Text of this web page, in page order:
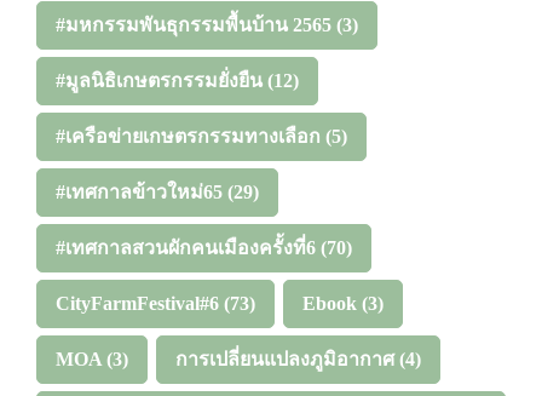
#มหกรรมพันธุกรรมพื้นบ้าน 2565 (3)
#มูลนิธิเกษตรกรรมยั่งยืน (12)
#เครือข่ายเกษตรกรรมทางเลือก (5)
#เทศกาลข้าวใหม่65 (29)
#เทศกาลสวนผักคนเมืองครั้งที่6 (70)
CityFarmFestival#6 (73) Ebook (3)
MOA (3) การเปลี่ยนแปลงภูมิอากาศ(4)